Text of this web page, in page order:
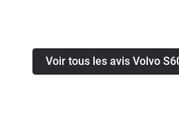
habillage alu très
conseille à deux cent pour
Voir tous les avis Volvo